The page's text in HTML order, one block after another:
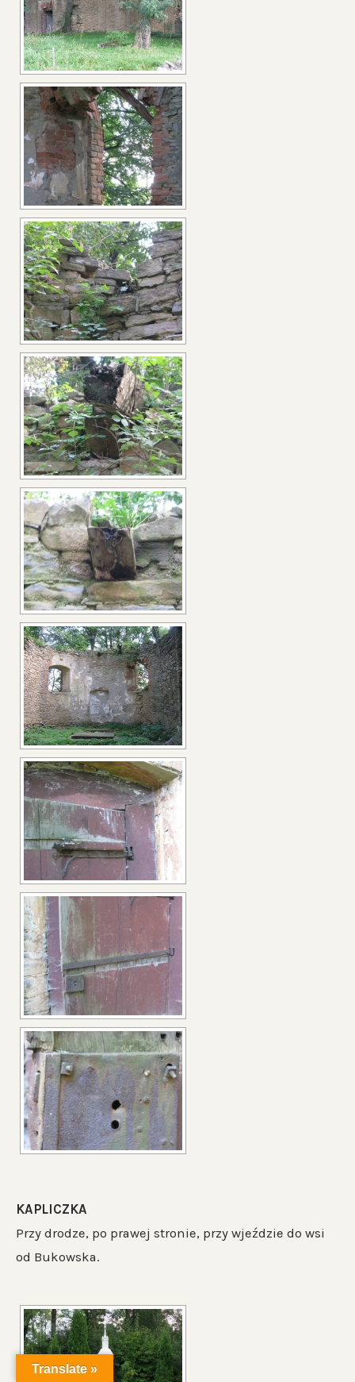
KAPLICZKA
Przy drodze, po prawej stronie, przy wjeździe do wsi
od Bukowska.
Translate »